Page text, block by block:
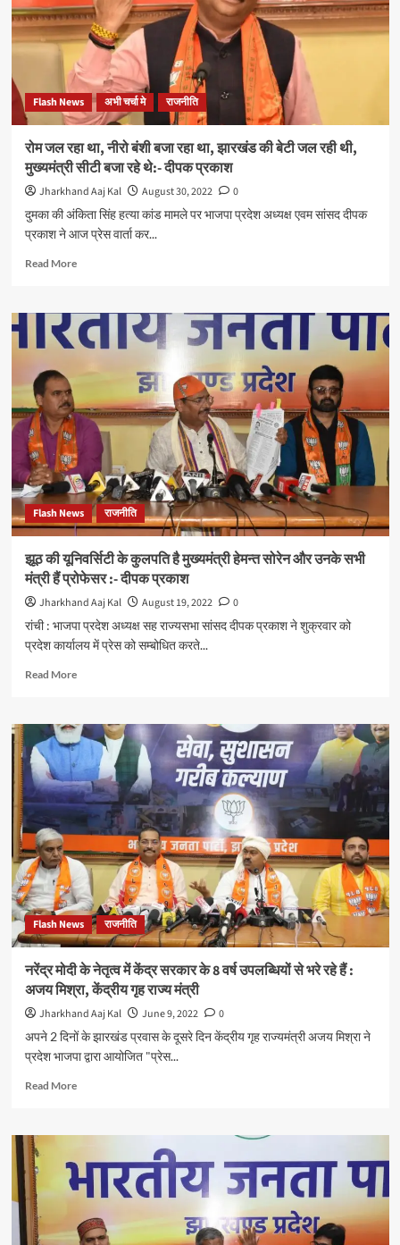
प्रवक्ता
कुणाल
षाड़ंगी
मिले
राष्ट्रपति
से,
क्षेत्र
कई
मुद्दों
पर
संज्ञान
लेने
का
Flash News अभी चर्चा मे राजनीति
रोम जल रहा था, नीरो बंशी बजा रहा था, झारखंड की बेटी जल रही थी,
मुख्यमंत्री सीटी बजा रहे थे:- दीपक प्रकाश
Jharkhand Aaj Kal August 30, 2022
0
दुमका की अंकिता सिंह हत्या कांड मामले पर भाजपा प्रदेश अध्यक्ष एवम सांसद दीपक
प्रकाश ने आज प्रेस वार्ता कर...
Read MoreRead
रोम
जल
रहा
बजा
था,
झारखंड
की
बेटी
जल
रही
थी,
मुख्यमंत्री
सीटी
बजा
थे:-
दीपक
Flash News राजनीति
झूठ की यूनिवर्सिटी के कुलपति है मुख्यमंत्री हेमन्त सोरेन और उनके सभी
मंत्री हैं प्रोफेसर :- दीपक प्रकाश
Jharkhand Aaj Kal August 19, 2022
0
रांची : भाजपा प्रदेश अध्यक्ष सह राज्यसभा सांसद दीपक प्रकाश ने शुक्रवार को
प्रदेश कार्यालय में प्रेस को सम्बोधित करते...
Read MoreRead
झूठ
की
यूनिवर्सिटी
के
कुलपति
है
मुख्यमंत्री
सोरेन
और
उनके
सभी
मंत्री
हैं
प्रोफेसर
:-
दीपक
प्रकाश
Flash News राजनीति
नरेंद्र मोदी के नेतृत्व में केंद्र सरकार के 8 वर्ष उपलब्धियों से भरे रहे हैं :
अजय मिश्रा, केंद्रीय गृह राज्य मंत्री
Jharkhand Aaj Kal June 9, 2022
0
अपने 2 दिनों के झारखंड प्रवास के दूसरे दिन केंद्रीय गृह राज्यमंत्री अजय मिश्रा ने
प्रदेश भाजपा द्वारा आयोजित "प्रेस...
Read MoreRead
नरेंद्र
के
नेतृत्व
केंद्र
सरकार